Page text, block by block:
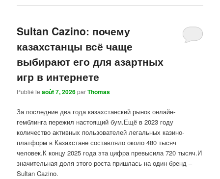
Sultan Cazino: почему
казахстанцы всё чаще
выбирают его для азартных
игр в интернете
Publié leaoût 7, 2026parThomas
За последние два года казахстанский рынок онлайн-
гемблинга пережил настоящий бум.Ещё в 2023 году
количество активных пользователей легальных казино-
платформ в Казахстане составляло около 480 тысяч
человек.К концу 2025 года эта цифра превысила 720 тысяч.И
значительная доля этого роста пришлась на один бренд –
Sultan Cazino.